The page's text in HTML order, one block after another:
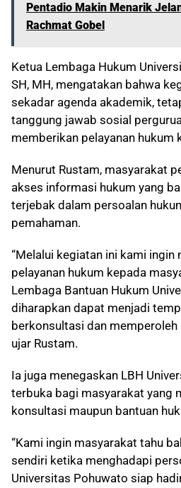
Pentadio Makin Menarik
Rachmat Gobel
Ketua Lembaga Hukum
SH, MH, mengatakan bahwa
sekadar agenda akademik,
tanggung jawab sosial
memberikan pelayanan hukum
Menurut Rustam, masyarakat
akses informasi hukum yang
terjebak dalam persoalan
pemahaman.
“Melalui kegiatan ini kami ingin
pelayanan hukum kepada
Lembaga Bantuan Hukum
diharapkan dapat menjadi
berkonsultasi dan memperoleh
ujar Rustam.
Ia juga menegaskan LBH
terbuka bagi masyarakat yang
konsultasi maupun bantuan
“Kami ingin masyarakat tahu
sendiri ketika menghadapi
Universitas Pohuwato siap